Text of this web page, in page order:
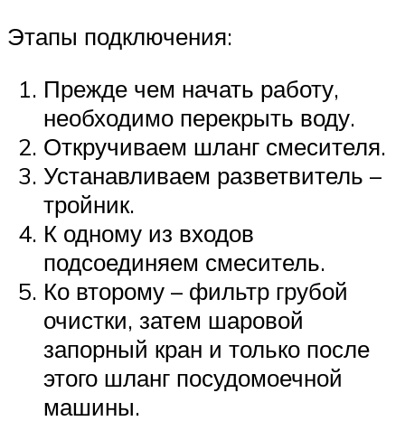
Этапы подключения:
Прежде чем начать работу,
необходимо перекрыть воду.
Откручиваем шланг смесителя.
Устанавливаем разветвитель –
тройник.
К одному из входов
подсоединяем смеситель.
Ко второму – фильтр грубой
очистки, затем шаровой
запорный кран и только после
этого шланг посудомоечной
машины.